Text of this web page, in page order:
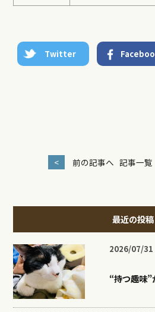
Twitter
< 前の記事へ 記事一覧
最近の投稿
2026/07/31
“持つ趣味